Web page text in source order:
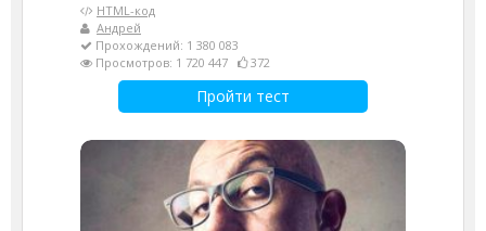
HTML-код
Андрей
Прохождений: 1 380 083
Просмотров: 1 720 447
372
Пройти тест